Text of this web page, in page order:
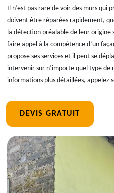
Il n’est pas rare de voir des murs qui
doivent être réparées rapidement,
la détection préalable de leur origine
faire appel à la compétence d’un
propose ses services et il peut se
intervenir sur n’importe quel type de
informations plus détaillées, appelez
DEVIS GRATUIT